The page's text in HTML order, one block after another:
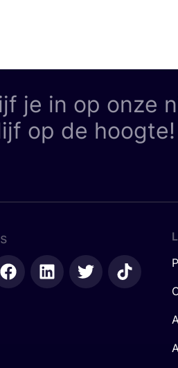
je in op onze
op de hoogte!